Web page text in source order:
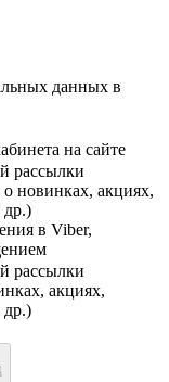
данных в
на сайте
рассылки
о новинках, акциях,
др.)
в Viber,
рассылки
акциях,
др.)